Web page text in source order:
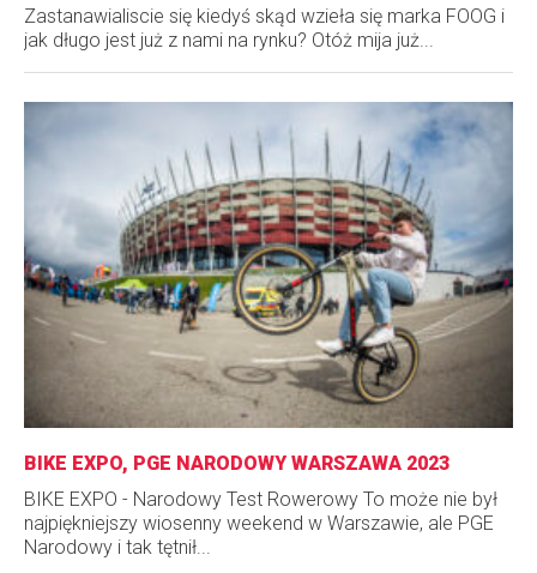
Zastanawialiscie się kiedyś skąd wzieła się marka FOOG i
jak długo jest już z nami na rynku? Otóż mija już...
BIKE EXPO, PGE NARODOWY WARSZAWA 2023
BIKE EXPO - Narodowy Test Rowerowy To może nie był
najpiękniejszy wiosenny weekend w Warszawie, ale PGE
Narodowy i tak tętnił...